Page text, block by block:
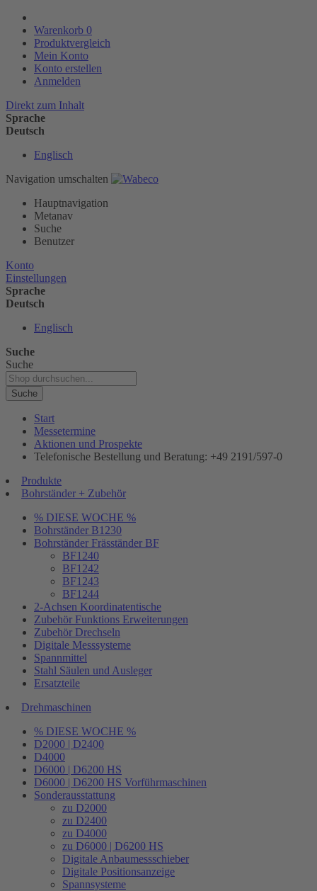
Warenkorb 0
Produktvergleich
Mein Konto
Konto erstellen
Anmelden
Direkt zum Inhalt
Sprache
Deutsch
Englisch
Navigation umschalten
Hauptnavigation
Metanav
Suche
Benutzer
Konto
Einstellungen
Sprache
Deutsch
Englisch
Suche
Suche
Suche
Start
Messetermine
Aktionen und Prospekte
Telefonische Bestellung und Beratung: +49 2191/597-0
Produkte
Bohrständer + Zubehör
% DIESE WOCHE %
Bohrständer B1230
Bohrständer Fräsständer BF
BF1240
BF1242
BF1243
BF1244
2-Achsen Koordinatentische
Zubehör Funktions Erweiterungen
Zubehör Drechseln
Digitale Messsysteme
Spannmittel
Stahl Säulen und Ausleger
Ersatzteile
Drehmaschinen
% DIESE WOCHE %
D2000 | D2400
D4000
D6000 | D6200 HS
D6000 | D6200 HS Vorführmaschinen
Sonderausstattung
zu D2000
zu D2400
zu D4000
zu D6000 | D6200 HS
Digitale Anbaumessschieber
Digitale Positionsanzeige
Spannsysteme